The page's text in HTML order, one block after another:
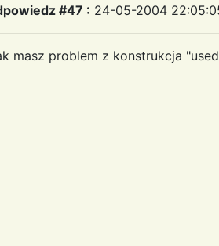
#47 : 24-05-2004
masz problem z konstrukcja